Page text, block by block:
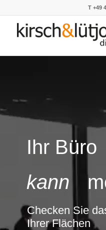
T +49
Ihr Büro
kann
Checken Sie
Ihrer Flächen